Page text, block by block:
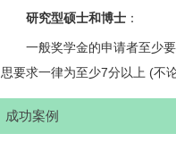
研究型硕士和博士 ：
一般奖学金的申请者至少要
思要求一律为至少7分以上 (不
成功案例